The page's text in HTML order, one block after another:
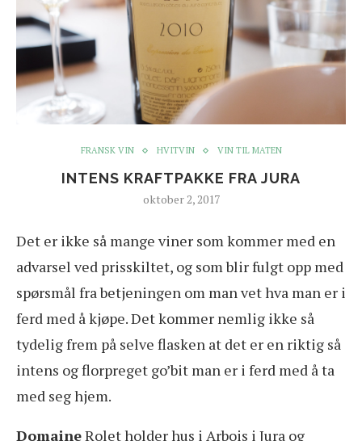
FRANSK VIN HVITVIN VIN TIL MATEN
INTENS KRAFTPAKKE FRA JURA
oktober 2, 2017
Det er ikke så mange viner som kommer med en
advarsel ved prisskiltet, og som blir fulgt opp med
spørsmål fra betjeningen om man vet hva man er i
ferd med å kjøpe. Det kommer nemlig ikke så
tydelig frem på selve flasken at det er en riktig så
intens og florpreget go’bit man er i ferd med å ta
med seg hjem.
DomaineRolet holder hus i Arbois i Jura og